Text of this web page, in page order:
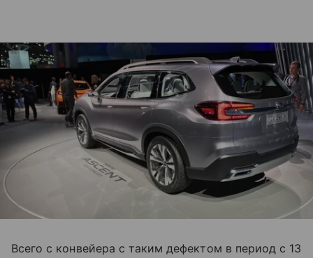
Всего с конвейера с таким дефектом в период с 13